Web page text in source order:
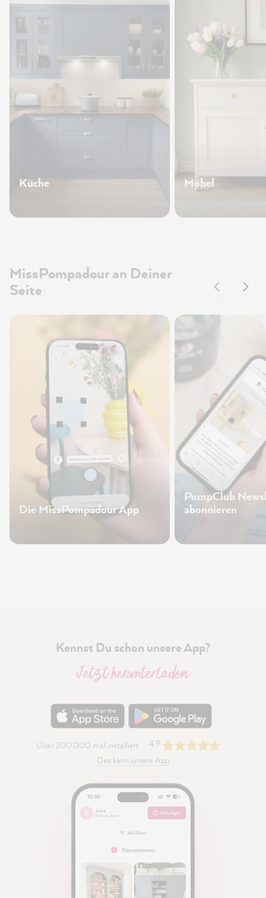
Küche Möbel
MissPompadour an Deiner
Seite
Die MissPompadour App
PompClub
abonnieren
Kennst Du schon unsere App?
Jetzt herunterladen
Über 200.000 mal installiert
4.9
Das kann unsere App